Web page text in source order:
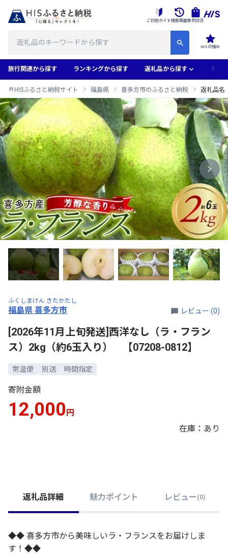
HISの強み
ご利用ガイド検索履歴寄附状況
旅行関連から探す ランキングから探す 返礼品から探す 地域
HISふるさと納税サイト 福島県 喜多方市のふるさと納税 返礼品名
ふくしまけん きたかたし
福島県 喜多方市 レビュー (0)
[2026年11月上旬発送]西洋なし（ラ・フラン
ス）2kg（約6玉入り） 【07208-0812】
常温便 別送 時間指定
寄附金額
12,000 円
在庫：あり
返礼品詳細 魅力ポイント レビュー (0)
◆◆ 喜多方市から美味しいラ・フランスをお届けしま
す！◆◆